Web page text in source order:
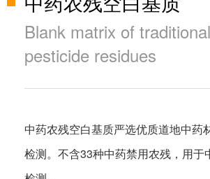
Blank matrix of
pesticide residues
中药农残空白基质严选优质道地中药
检测。不含33种中药禁用农残，用于